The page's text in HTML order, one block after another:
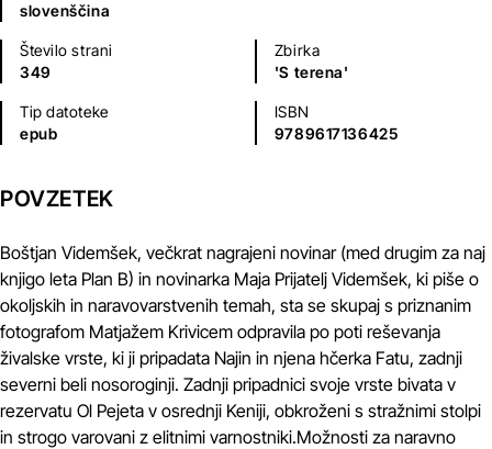
slovenščina
Število strani
349
Zbirka
'S terena'
Tip datoteke
epub
ISBN
9789617136425
POVZETEK
Boštjan Videmšek, večkrat nagrajeni novinar (med drugim za naj
knjigo leta Plan B) in novinarka Maja Prijatelj Videmšek, ki piše o
okoljskih in naravovarstvenih temah, sta se skupaj s priznanim
fotografom Matjažem Krivicem odpravila po poti reševanja
živalske vrste, ki ji pripadata Najin in njena hčerka Fatu, zadnji
severni beli nosoroginji. Zadnji pripadnici svoje vrste bivata v
rezervatu Ol Pejeta v osrednji Keniji, obkroženi s stražnimi stolpi
in strogo varovani z elitnimi varnostniki.Možnosti za naravno